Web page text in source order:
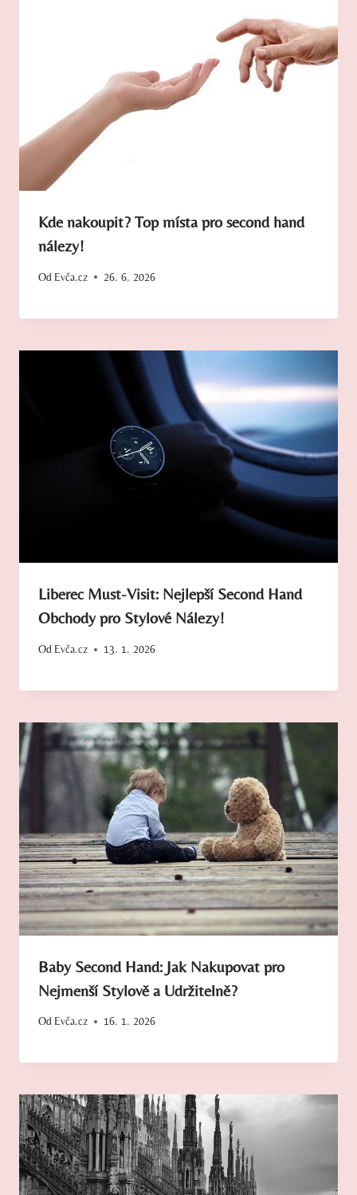
Kde nakoupit? Top místa pro second hand
nálezy!
Od Evča.cz 26. 6. 2026
Liberec Must-Visit: Nejlepší Second Hand
Obchody pro Stylové Nálezy!
Od Evča.cz 13. 1. 2026
Baby Second Hand: Jak Nakupovat pro
Nejmenší Stylově a Udržitelně?
Od Evča.cz 16. 1. 2026